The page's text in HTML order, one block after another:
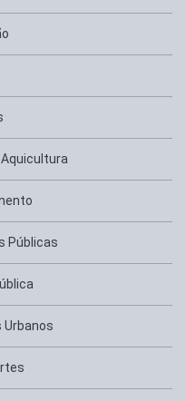
Públicas
Urbanos